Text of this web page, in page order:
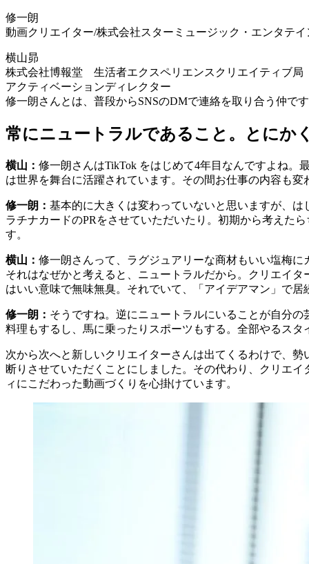
修一朗
動画クリエイター/株式会社スターミュージック・エンタテイ
横山昴
株式会社博報堂 生活者エクスペリエンスクリエイティブ局
アクティベーションディレクター
修一朗さんとは、普段からSNSのDMで連絡を取り合う仲です
常にニュートラルであること。とにか
横山： 修一朗さんはTikTok をはじめて4年目なんですよね
は世界を舞台に活躍されています。その間お仕事の内容も変
修一朗： 基本的に大きくは変わっていないと思いますが、
ラチナカードのPRをさせていただいたり。初期から考えた
す。
横山： 修一朗さんって、ラグジュアリーな商材もいい塩梅
それはなぜかと考えると、ニュートラルだから。クリエイ
はいい意味で無味無臭。それでいて、「アイデアマン」で
修一朗： そうですね。逆にニュートラルにいることが自分の
料理もするし、馬に乗ったりスポーツもする。全部やるス
次から次へと新しいクリエイターさんは出てくるわけで、
断りさせていただくことにしました。その代わり、クリエ
ィにこだわった動画づくりを心掛けています。